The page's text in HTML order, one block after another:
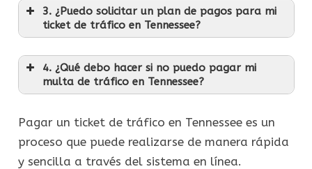
3. ¿Puedo solicitar un plan de pagos para mi
ticket de tráfico en Tennessee?
4. ¿Qué debo hacer si no puedo pagar mi
multa de tráfico en Tennessee?
Pagar un ticket de tráfico en Tennessee es un
proceso que puede realizarse de manera rápida
y sencilla a través del sistema en línea.